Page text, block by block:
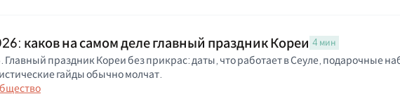
каков на самом деле главный праздник Кореи 4 мин
Главный праздник Кореи без прикрас: даты, что работает в Сеуле, подарочные
гайды обычно молчат.